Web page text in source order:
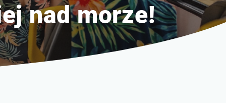
nad morze!